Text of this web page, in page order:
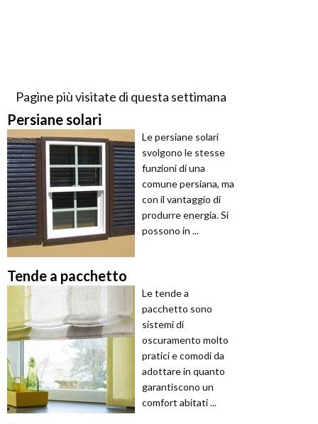
Pagine più visitate di questa settimana
Persiane solari
Le persiane solari
svolgono le stesse
funzioni di una
comune persiana, ma
con il vantaggio di
produrre energia. Si
possono in ...
Tende a pacchetto
Le tende a
pacchetto sono
sistemi di
oscuramento molto
pratici e comodi da
adottare in quanto
garantiscono un
comfort abitati ...